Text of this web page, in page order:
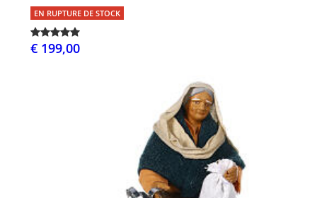
EN RUPTURE DE STOCK
€ 199,00